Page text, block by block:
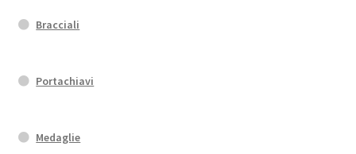
Bracciali
Portachiavi
Medaglie